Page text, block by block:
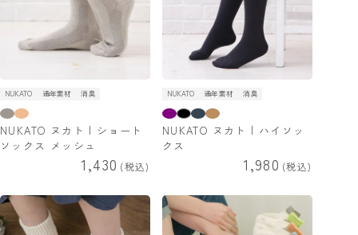
NUKATO 通年素材 消臭
NUKATO ヌカト | ショート
ソックス メッシュ
1,430 税込
NUKATO 通年素材 消臭
NUKATO ヌカト | ハイソッ
クス
1,980 税込